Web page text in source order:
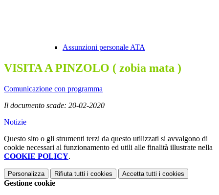
Assunzioni personale ATA
VISITA A PINZOLO ( zobia mata )
Comunicazione con programma
Il documento scade: 20-02-2020
Notizie
Questo sito o gli strumenti terzi da questo utilizzati si avvalgono di
cookie necessari al funzionamento ed utili alle finalità illustrate nella
COOKIE POLICY.
Personalizza Rifiuta tutti i cookies Accetta tutti i cookies
Gestione cookie